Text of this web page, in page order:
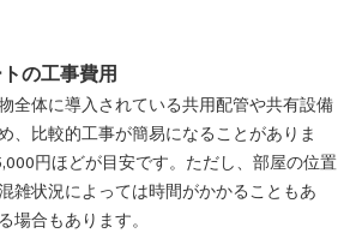
の工事費用
全体に導入されている共用配管や共有設備
、比較的工事が簡易になることがありま
円ほどが目安です。ただし、部屋の位置
雑状況によっては時間がかかることもあ
場合もあります。